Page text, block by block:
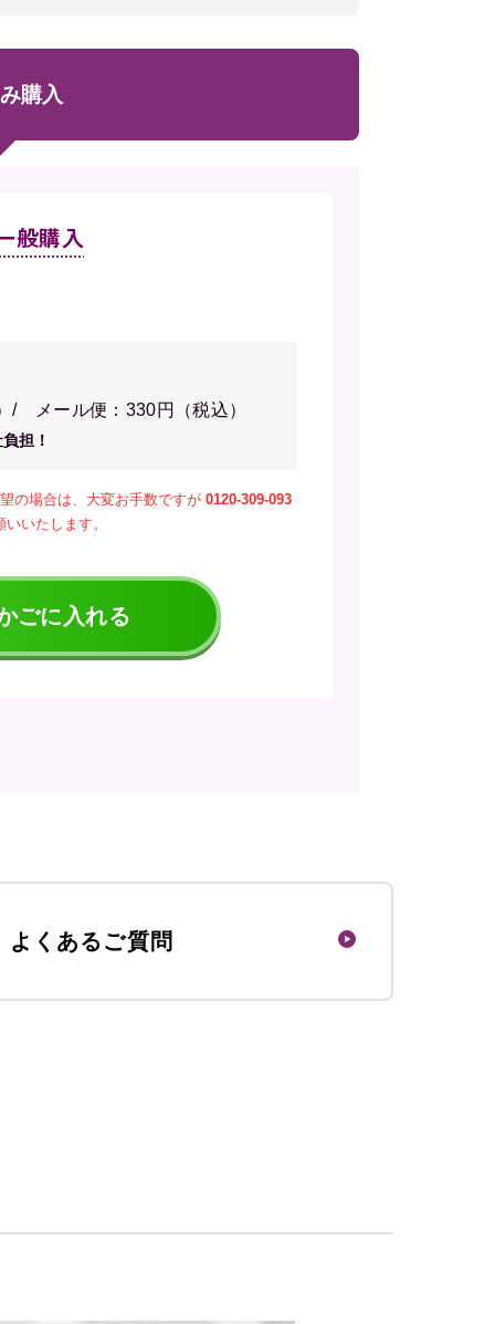
購入
般購入
/ メール便：330円（税込）
担！
の場合は、大変お手数ですが 0120-309-093
いたします。
ごに入れる
よくあるご質問